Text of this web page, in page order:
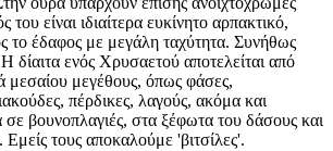
του είναι ιδιαίτερα ευκίνητο αρπακτικό,
το έδαφος με μεγάλη ταχύτητα. Συνήθως
δίαιτα ενός Χρυσαετού αποτελείται από
μεσαίου μεγέθους, όπως φάσες,
πέρδικες, λαγούς, ακόμα και
βουνοπλαγιές, στα ξέφωτα του δάσους και
Εμείς τους αποκαλούμε 'βιτσίλες'.